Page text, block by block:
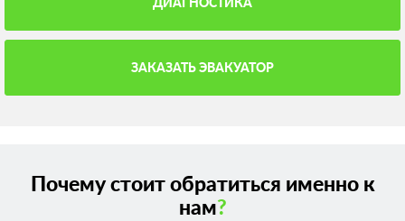
ЗАКАЗАТЬ ЭВАКУАТОР
Почему стоит обратиться именно к
нам?